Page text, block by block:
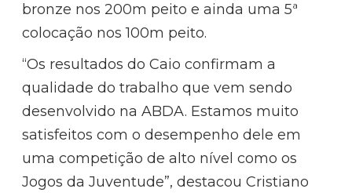
bronze nos 200m peito e ainda uma 5ª
colocação nos 100m peito.
“Os resultados do Caio confirmam a
qualidade do trabalho que vem sendo
desenvolvido na ABDA. Estamos muito
satisfeitos com o desempenho dele em
uma competição de alto nível como os
Jogos da Juventude”, destacou Cristiano